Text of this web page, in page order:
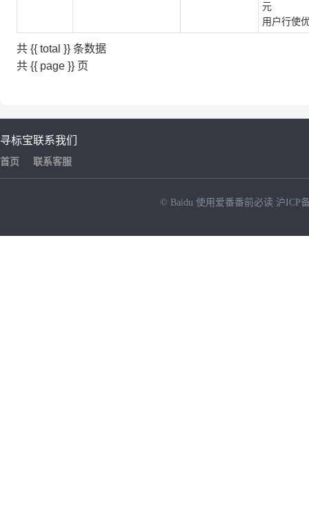
元
用户行使
共 {{ total }} 条数据
共 {{ page }} 页
寻标宝
首页
联系我们
联系客服
© Baidu 使用爱番番前必读 沪ICP